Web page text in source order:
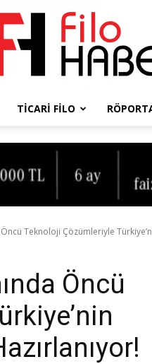
Haber
TICARI FILO
Teknoloji Çözümleriyle
Öncü